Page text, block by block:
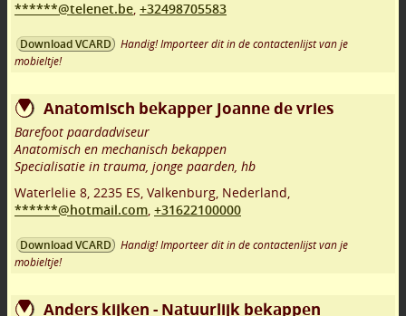
******@telenet.be, +32498705583
Download VCARD
Handig! Importeer dit in de contactenlijst van je
mobieltje!
Anatomisch bekapper Joanne de vries
Barefoot paardadviseur
Anatomisch en mechanisch bekappen
Specialisatie in trauma, jonge paarden, hb
Waterlelie 8, 2235 ES, Valkenburg, Nederland,
******@hotmail.com, +31622100000
Download VCARD
Handig! Importeer dit in de contactenlijst van je
mobieltje!
Anders kijken - Natuurlijk bekappen